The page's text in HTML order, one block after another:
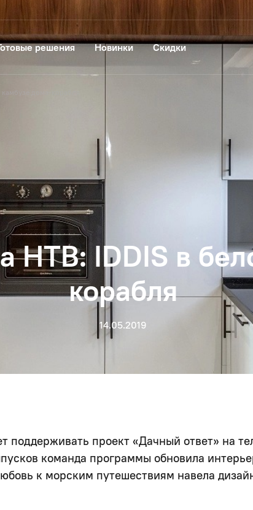
решения Новинки Скидки
дома-корабля
НТВ: IDDIS в
корабля
14.05.2019
поддерживать проект «Дачный ответ» на
команда программы обновила
к морским путешествиям навела